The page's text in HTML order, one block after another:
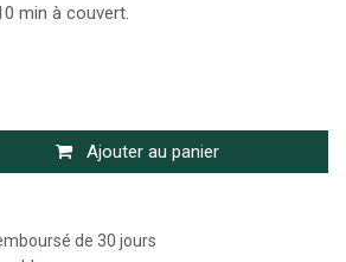
min à couvert.
Ajouter au panier
de 30 jours